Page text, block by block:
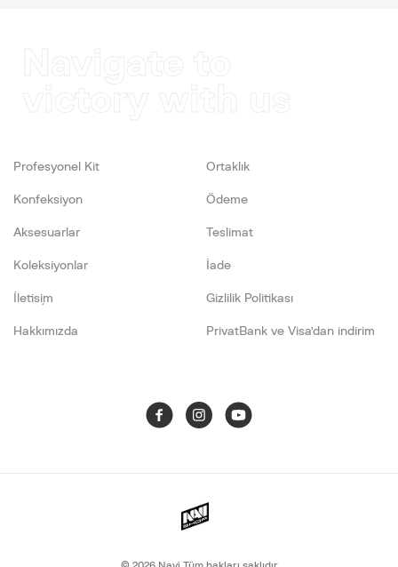
Profesyonel Kit
Konfeksiyon
Aksesuarlar
Koleksiyonlar
İletişim
Hakkımızda
Ortaklık
Ödeme
Teslimat
İade
Gizlilik Politikası
PrivatBank ve Visa’dan indirim